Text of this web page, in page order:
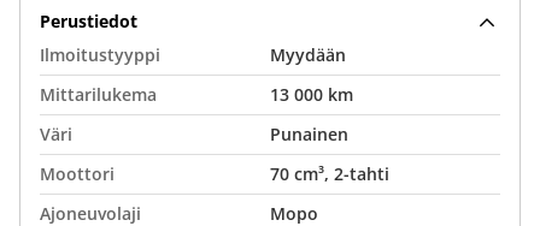
Perustiedot
Ilmoitustyyppi
Myydään
Mittarilukema
13 000 km
Väri
Punainen
Moottori
70 cm³, 2-tahti
Ajoneuvolaji
Mopo